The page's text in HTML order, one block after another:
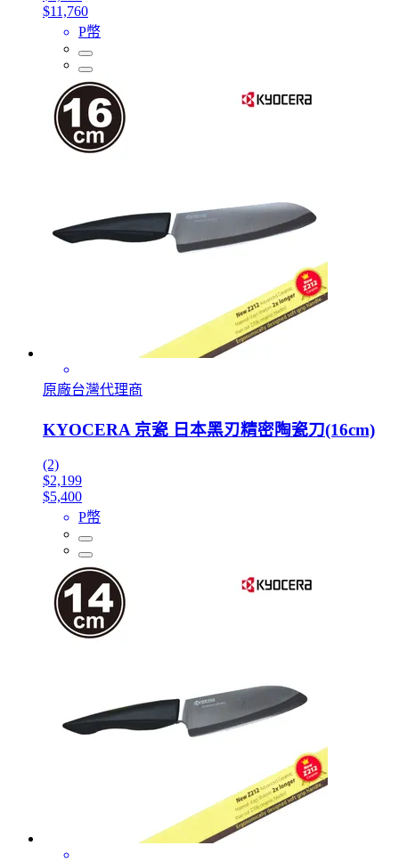
$11,760
P幣
原廠台灣代理商
KYOCERA 京瓷 日本黑刃精密陶瓷刀(16cm)
(2)
$2,199
$5,400
P幣